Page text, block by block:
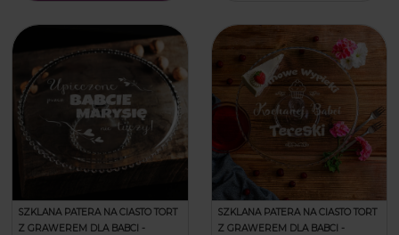
SZKLANA PATERA NA CIASTO TORT
Z GRAWEREM DLA BABCI -
SZKLANA PATERA NA CIASTO TORT
Z GRAWEREM DLA BABCI -